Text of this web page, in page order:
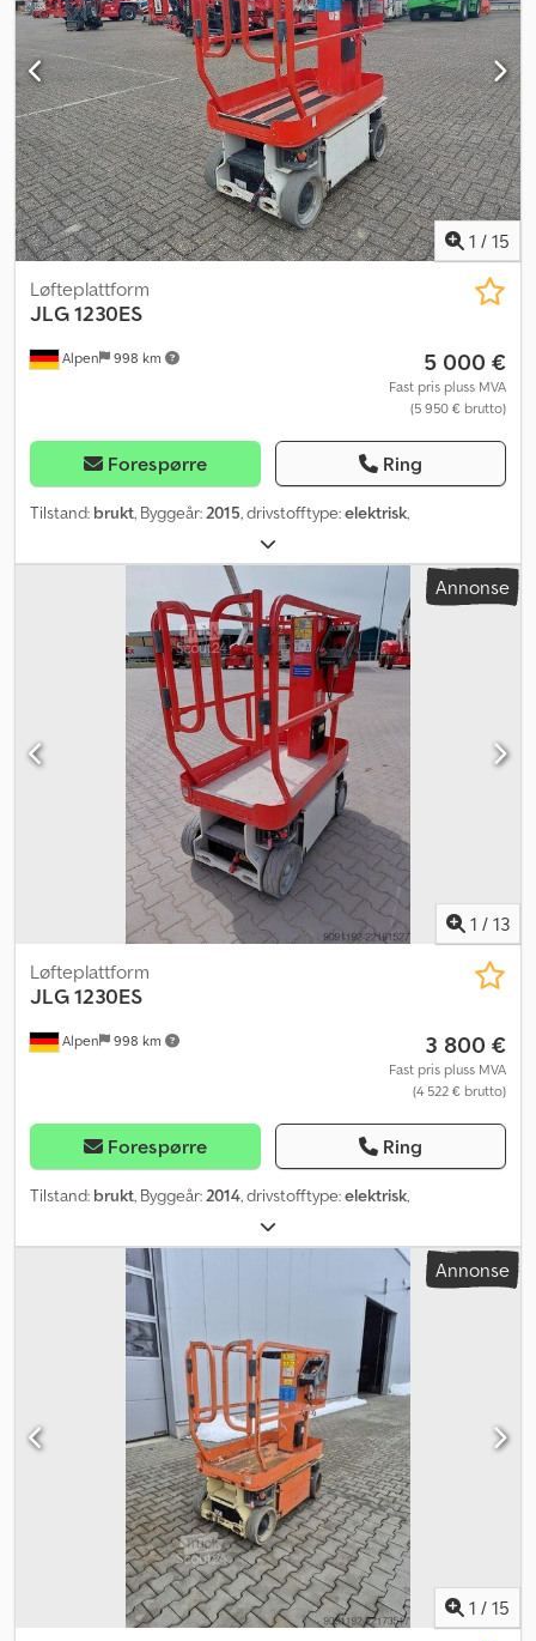
1 / 15
Alpen 998 km
Løfteplattform
JLG1230ES
5 000 €
Fast pris pluss MVA
(5 950 € brutto)
Forespørre Ring
Tilstand: brukt, Byggeår: 2015, drivstofftype:elektrisk,
Annonse
1 / 13
Alpen 998 km
Løfteplattform
JLG1230ES
3 800 €
Fast pris pluss MVA
(4 522 € brutto)
Forespørre Ring
Tilstand: brukt, Byggeår:2014, drivstofftype:elektrisk,
Annonse
1 / 15